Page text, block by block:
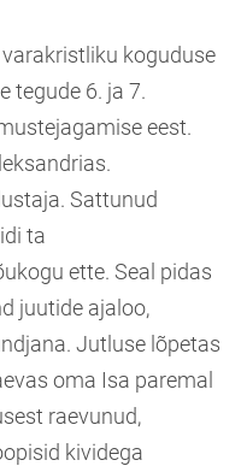
koguduse
tegude 6. ja 7.
eest.
Sattunud
ta
ette. Seal pidas
juutide ajaloo,
Jutluse lõpetas
oma Isa paremal
raevunud,
kividega